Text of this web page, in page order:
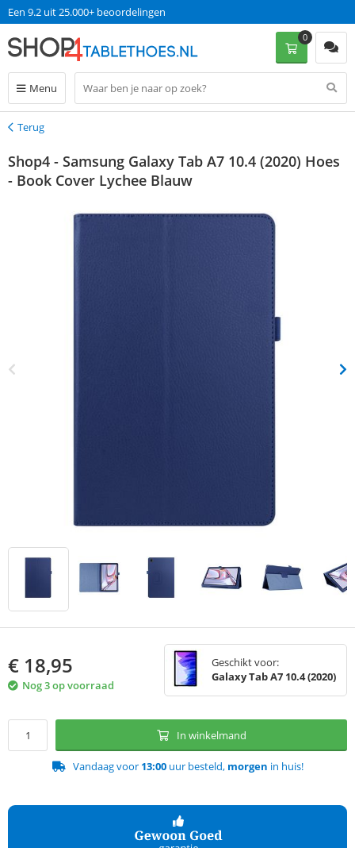
Een 9.2 uit 25.000+ beoordelingen
Menu
0
Terug
Terug
Shop4 - Samsung Galaxy Tab A7 10.4 (2020) Hoes
- Book Cover Lychee Blauw
€ 18,95
Nog 3 op voorraad
Geschikt voor:
Galaxy Tab A7 10.4 (2020)
In winkelmand
Vandaag voor 13:00uur besteld, morgen in huis!